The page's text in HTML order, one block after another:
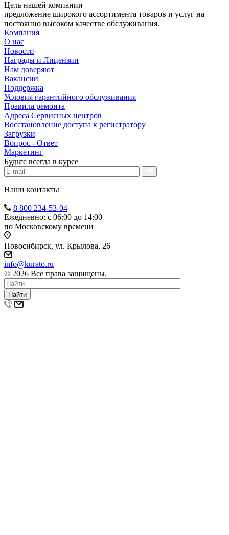
Цель нашей компании —
предложение широкого ассортимента товаров и услуг на
постоянно высоком качестве обслуживания.
Компания
О нас
Новости
Награды и Лицензии
Нам доверяют
Вакансии
Поддержка
Условия гарантийного обслуживания
Правила ремонта
Адреса Сервисных центров
Восстановление доступа к регистратору
Загрузки
Вопрос - Ответ
Маркетинг
Будьте всегда в курсе
Наши контакты
8 800 234-53-04
Ежедневно: с 06:00 до 14:00
по Московскому времени
Новосибирск, ул. Крылова, 26
info@kurato.ru
© 2026 Все права защищены.
Найти